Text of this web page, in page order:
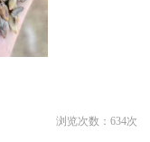
浏览次数： 634次